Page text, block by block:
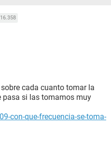
16.358
cada cuanto tomar la
pasa si las tomamos muy
con-que-frecuencia-se-toma-